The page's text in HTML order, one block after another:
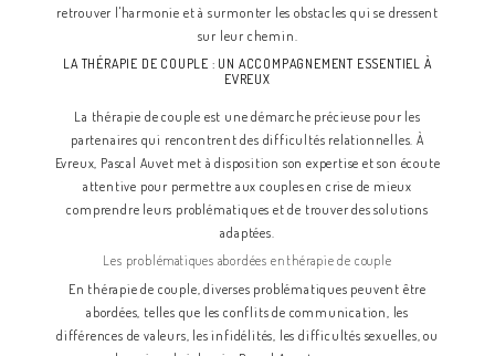
retrouver l'harmonie et à surmonter les obstacles qui se dressent
sur leur chemin.
LA THÉRAPIE DE COUPLE : UN ACCOMPAGNEMENT ESSENTIEL À
EVREUX
La thérapie de couple est une démarche précieuse pour les
partenaires qui rencontrent des difficultés relationnelles. À
Evreux, Pascal Auvet met à disposition son expertise et son écoute
attentive pour permettre aux couples en crise de mieux
comprendre leurs problématiques et de trouver des solutions
adaptées.
Les problématiques abordées en thérapie de couple
En thérapie de couple, diverses problématiques peuvent être
abordées, telles que les conflits de communication, les
différences de valeurs, les infidélités, les difficultés sexuelles, ou